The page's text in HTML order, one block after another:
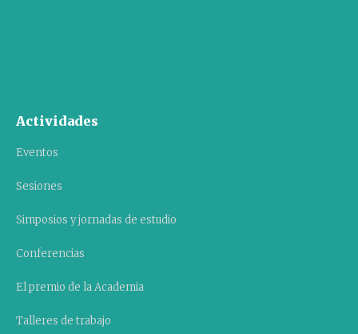
Actividades
Eventos
Sesiones
Simposios y jornadas de estudio
Conferencias
El premio de la Academia
Talleres de trabajo